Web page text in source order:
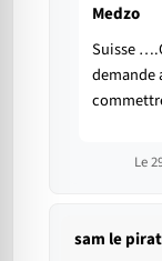
Medzo
Suisse
demande
Le
sam le